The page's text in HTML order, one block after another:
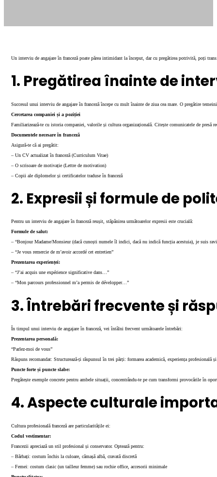
Un interviu de angajare în franceză poate părea intimidant la început, dar cu pregătirea potrivită, poți
1. Pregătirea înainte de
Succesul unui interviu de angajare în franceză începe cu mult înainte de ziua cea mare. O pregătire
Cercetarea companiei și a poziției
Familiarizează-te cu istoria companiei, valorile și cultura organizațională. Citește comunicatele de presă
Documentele necesare în franceză
Asigură-te că ai pregătit:
– Un CV actualizat în franceză (Curriculum Vitae)
– O scrisoare de motivație (Lettre de motivation)
– Copii ale diplomelor și certificatelor traduse în franceză
2. Expresii și formule de
Pentru un interviu de angajare în franceză reușit, stăpânirea următoarelor expresii este crucială:
Formule de salut:
– “Bonjour Madame/Monsieur (dacă cunoști numele îl indici, dacă nu indică funcția acestuia), je suis
– “Je vous remercie de m’avoir accordé cet entretien”
Prezentarea experienței:
– “J’ai acquis une expérience significative dans…”
– “Mon parcours professionnel m’a permis de développer…”
3. Întrebări frecvente și
În timpul unui interviu de angajare în franceză, vei întâlni frecvent următoarele întrebări:
Prezentarea personală:
“Parlez-moi de vous”
Răspuns recomandat: Structurează-ți răspunsul în trei părți: formarea academică, experiența profesională
Puncte forte și puncte slabe:
Pregătește exemple concrete pentru ambele situații, concentrându-te pe cum transformi provocările în
4. Aspecte culturale
Cultura profesională franceză are particularitățile ei:
Codul vestimentar:
Francezii apreciază un stil profesional și conservator. Optează pentru:
– Bărbați: costum închis la culoare, cămașă albă, cravată discretă
– Femei: costum clasic (un tailleur femme) sau rochie office, accesorii minimale